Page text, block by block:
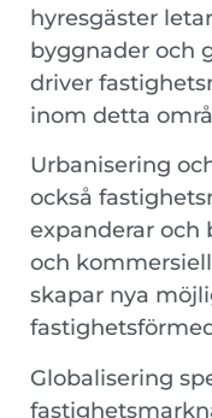
hyresgäster
byggnader och
driver
inom detta
Urbanisering
också
expanderar och
och
skapar nya
Globalisering